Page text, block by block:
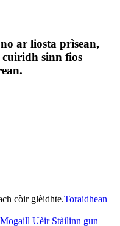
ar liosta prìsean,
sinn fios
còir glèidhte.Toraidhean
Mogaill Uèir Stàilinn gun